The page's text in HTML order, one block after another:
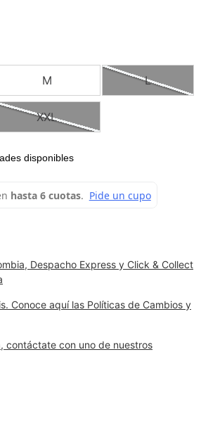
L
M
XXL
disponibles
Despacho Express y Click & Collect
Conoce aquí las Políticas de Cambios y
contáctate con uno de nuestros